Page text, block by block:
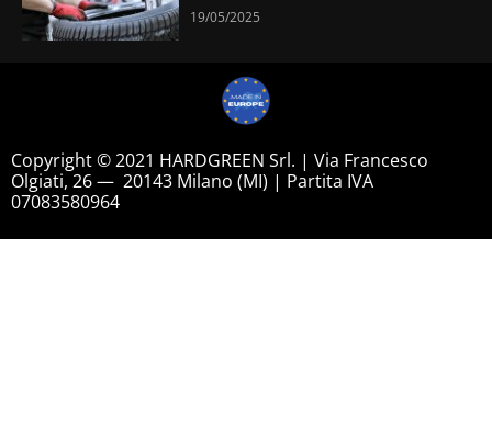
19/05/2025
Copyright © 2021 HARDGREEN Srl. | Via Francesco
Olgiati, 26 — 20143 Milano (MI) | Partita IVA
07083580964